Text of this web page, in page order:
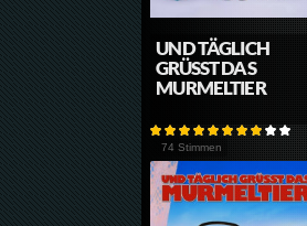
UND TÄGLICH
GRÜSST DAS M
URMELTIER
74 Stimmen